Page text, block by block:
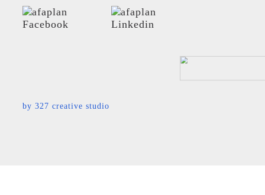
by 327 creative studio